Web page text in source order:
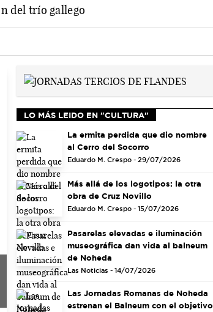
del trío gallego
LO MÁS LEIDO EN "CULTURA"
La ermita perdida que dio nombre
al Cerro del Socorro
Eduardo M. Crespo - 29/07/2026
Más allá de los logotipos: la otra
obra de Cruz Novillo
Eduardo M. Crespo - 15/07/2026
Pasarelas elevadas e iluminación
museográfica dan vida al balneum
de Noheda
Las Noticias - 14/07/2026
Las Jornadas Romanas de Noheda
estrenan el Balneum con el objetivo